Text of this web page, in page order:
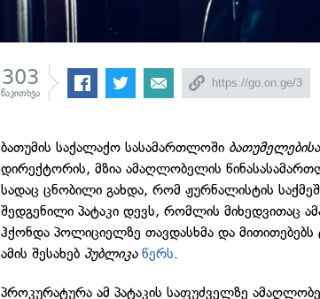
303
წაკითხვა
ბათუმის საქალაქო სასამართლოში ბათუმელებისა
დირექტორის, მზია ამაღლობელის
სადაც ცნობილი გახდა, რომ ჟურნალისტის
შედგენილი პატაკი დევს, რომლის მიხედვითაც
ჰქონდა პოლიციელზე თავდასხმა და
ამის შესახებ პუბლიკა წერს.
პროკურატურა ამ პატაკის საფუძველზე